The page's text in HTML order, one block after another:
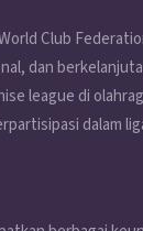
Club
dan
league di
dalam